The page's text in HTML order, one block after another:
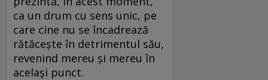
ca un drum cu sens unic, pe
care cine nu se încadrează
rătăceşte în detrimentul său,
revenind mereu şi mereu în
acelaşi punct.